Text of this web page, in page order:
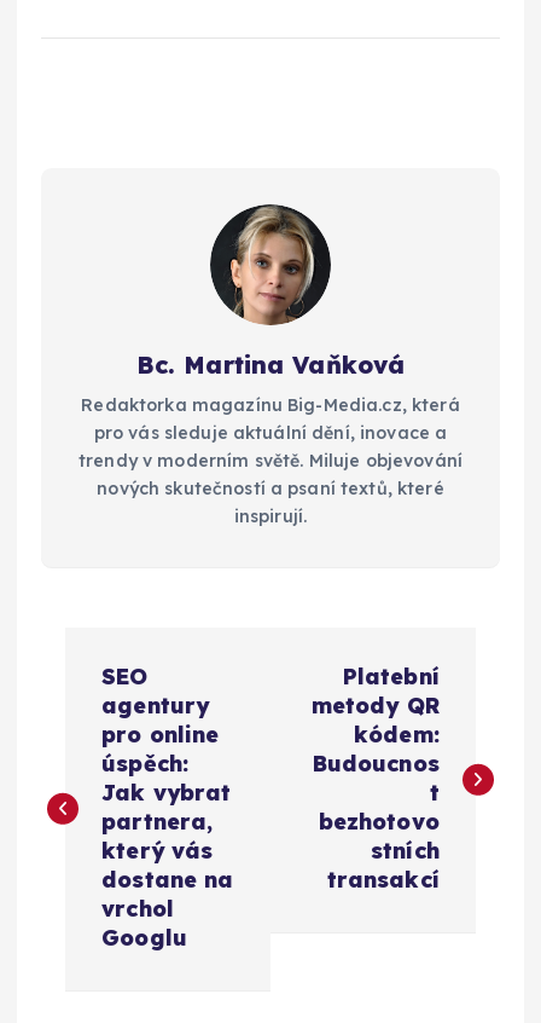
Bc. Martina Vaňková
Redaktorka magazínu Big-Media.cz, která
pro vás sleduje aktuální dění, inovace a
trendy v moderním světě. Miluje objevování
nových skutečností a psaní textů, které
inspirují.
i
SEO
agentury
pro online
úspěch:
Jak vybrat
partnera,
který vás
dostane na
vrchol
Googlu
Platební
metody QR
kódem:
Budoucnos
t
bezhotovo
stních
transakcí